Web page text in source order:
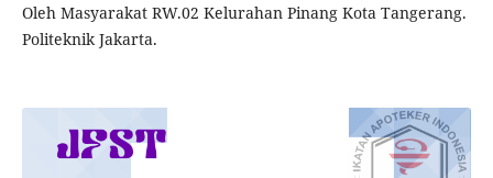
Oleh Masyarakat RW.02 Kelurahan Pinang Kota Tangerang.
Politeknik Jakarta.